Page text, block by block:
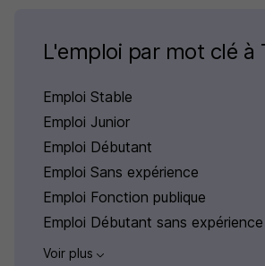
L'emploi par mot clé à
Emploi Stable
Emploi Junior
Emploi Débutant
Emploi Sans expérience
Emploi Fonction publique
Emploi Débutant sans expérience
Voir plus